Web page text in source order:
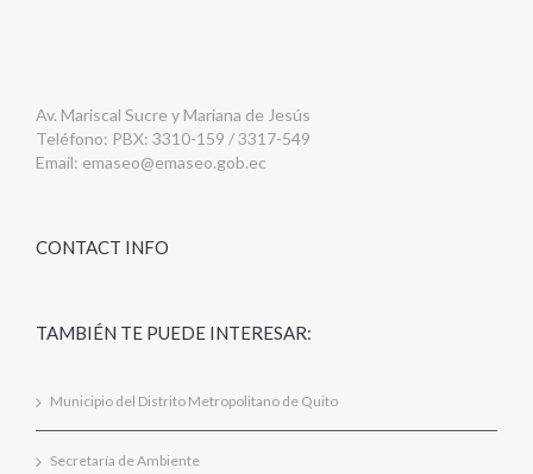
Av. Mariscal Sucre y Mariana de Jesús
Teléfono: PBX: 3310-159 / 3317-549
Email: emaseo@emaseo.gob.ec
CONTACT INFO
TAMBIÉN TE PUEDE INTERESAR:
Municipio del Distrito Metropolitano de Quito
Secretaría de Ambiente